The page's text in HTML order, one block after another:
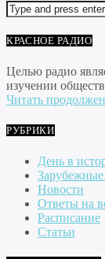
КРАСНОЕ РАДИО
Целью радио
изучении
Читать
РУБРИКИ
День в
Зарубежные
Новости
Ответы на
Расписание
Статьи